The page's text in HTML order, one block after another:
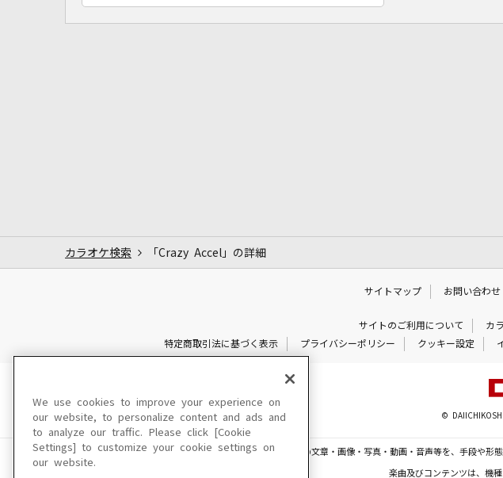
カラオケ検索 「Crazy Accel」の詳細
サイトマップ お問い合わせ
サイトのご利用について カ
特定商取引法に基づく表示
プライバシーポリシー クッキー設定
©
このサイトに掲載されている一切の文章・画像・写真・動画・音声等を、手段や形
楽曲及びコンテンツは、機
We use cookies to improve your experience on
our website, to personalize content and ads and
to analyze our traffic. Please click [Cookie
Settings] to customize your cookie settings on
our website.